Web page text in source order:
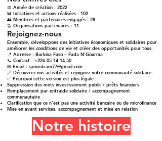
📅 Année de création : 2022
📊 Initiatives et actions réalisées : 102
👥 Membres et partenaires engagés : 28
🤝 Organisations partenaires : 11
Rejoignez-nous
Ensemble, développons des initiatives économiques et solidaires pour
améliorer les conditions de vie et créer des opportunités pour tous.
📍 Adresse : Burkina Faso – Fada N’Gourma
📞 Contact : +226 05 14 14 50
✉ Email : samirdram77@gmail.com
🔗 Découvrez nos activités et rejoignez notre communauté solidaire.
✅ Pourquoi cette version est plus légale :
Suppression des mots investissement public / prêts financiers
Remplacement par entraide solidaire / accompagnement
communautaire
Clarification que ce n’est pas une activité bancaire ou de microfinance
Mise en avant services, accompagnement et mise en relation
Notre histoire